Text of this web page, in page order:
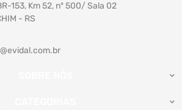
153, Km 52, nº 500/ Sala 02
- RS